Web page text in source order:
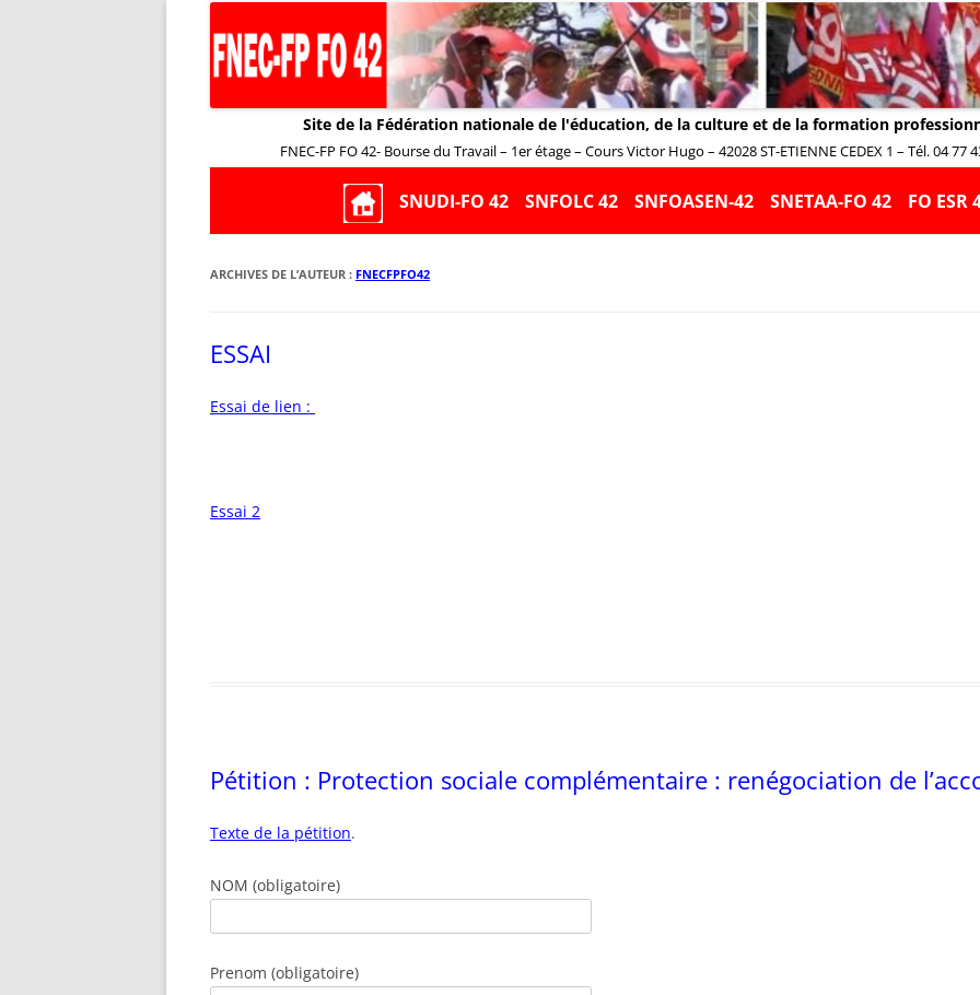
Site de la Fédération nationale de l'éducation, de la culture et de la formation
FNEC-FP FO 42- Bourse du Travail – 1er étage – Cours Victor Hugo – 42028 ST-ETIENNE CEDEX 1 – Tél. 04 77
Aller
contenu
SNUDI-FO 42 SNFOLC 42 SNFOASEN-42 SNETAA-FO 42 FO ESR
ARCHIVES DE L’AUTEUR : FNECFPFO42
ESSAI
Essai de lien :
Essai 2
Pétition : Protection sociale complémentaire : renégociation de
Texte de la pétition.
NOM (obligatoire)
Prenom (obligatoire)